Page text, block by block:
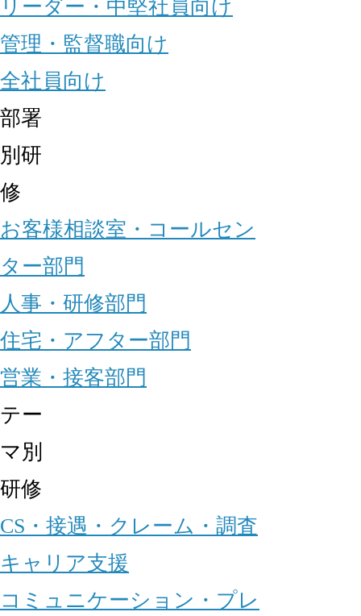
リーダー・中堅社員向け
管理・監督職向け
全社員向け
部署
別研
修
お客様相談室・コールセン
ター部門
人事・研修部門
住宅・アフター部門
営業・接客部門
テー
マ別
研修
CS・接遇・クレーム・調査
キャリア支援
コミュニケーション・プレ